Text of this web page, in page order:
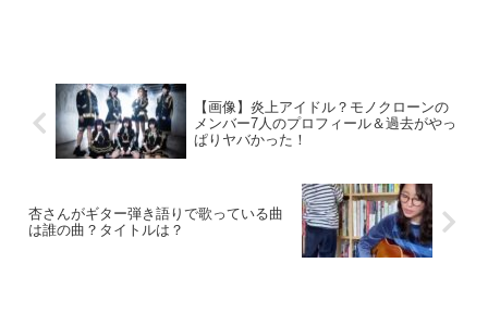
【画像】炎上アイドル？モノクローンの
メンバー7人のプロフィール＆過去がやっ
ぱりヤバかった！
杏さんがギター弾き語りで歌っている曲
は誰の曲？タイトルは？